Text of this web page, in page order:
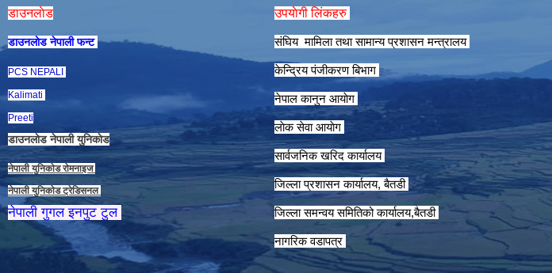
डाउनलाेड
डाउनलाेड नेपाली फन्ट
PCS NEPALI
Kalimati
Preeti
डाउनलाेड नेपाली युनिकाेड
नेपाली युनिकाेड राेमनाइज
नेपाली युनिकाेड ट्रेडिसनल
नेपाली गुगल इनपुट टुल
उपयाेगी लिंकहरु
संघिय मामिला तथा सामान्य प्रशासन मन्त्रालय
केन्द्रिय पंजीकरण बिभाग
नेपाल कानुन आयाेग
लाेक सेवा आयाेग
सार्वजनिक खरिद कार्यालय
जिल्ला प्रशासन कार्यालय, बैतडी
जिल्ला समन्वय समितिको कार्यालय,बैतडी
नागरिक वडापत्र